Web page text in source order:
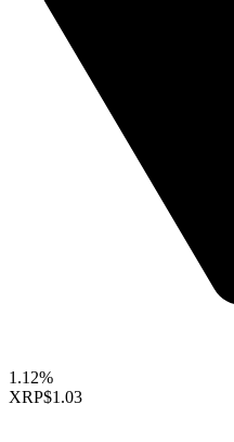
1.12%
XRP$1.03